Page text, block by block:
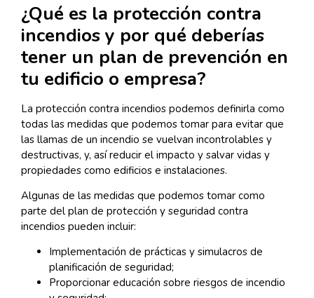
¿Qué es la protección contra
incendios y por qué deberías
tener un plan de prevención en
tu edificio o empresa?
La protección contra incendios podemos definirla como
todas las medidas que podemos tomar para evitar que
las llamas de un incendio se vuelvan incontrolables y
destructivas, y, así reducir el impacto y salvar vidas y
propiedades como edificios e instalaciones.
Algunas de las medidas que podemos tomar como
parte del plan de protección y seguridad contra
incendios pueden incluir:
Implementación de prácticas y simulacros de
planificación de seguridad;
Proporcionar educación sobre riesgos de incendio